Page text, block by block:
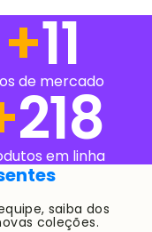
+13
de mercado
277
em linha
saiba dos
coleções.